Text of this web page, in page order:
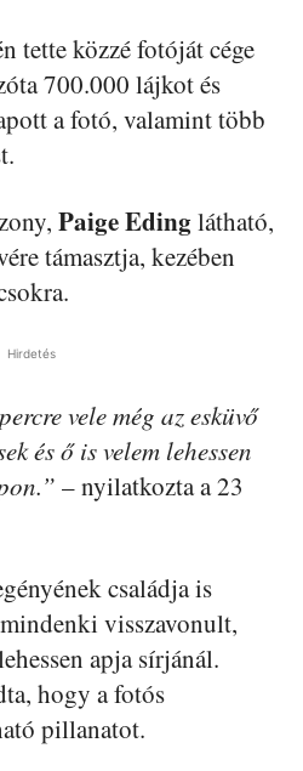
tette közzé fotóját cége
700.000 lájkot és
a fotó, valamint több
Paige Edinglátható,
támasztja, kezében
Hirdetés
vele még az esküvő
és ő is velem lehessen
– nyilatkozta a 23
családja is
visszavonult,
apja sírjánál.
hogy a fotós
pillanatot.